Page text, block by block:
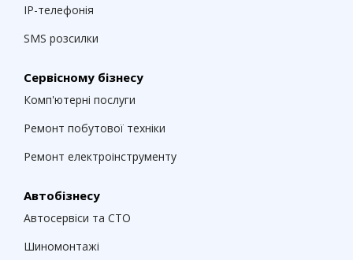
IP-телефонія
SMS розсилки
Сервісному бізнесу
Комп'ютерні послуги
Ремонт побутової техніки
Ремонт електроінструменту
Автобізнесу
Автосервіси та СТО
Шиномонтажі